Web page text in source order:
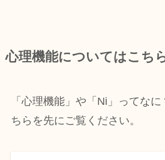
心理機能についてはこち
「心理機能」や「Ni」ってな
ちらを先にご覧ください。